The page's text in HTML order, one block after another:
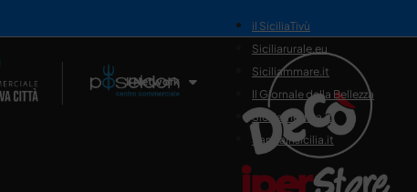
Il Network
il SiciliaTivù
Siciliarurale.eu
Siciliammare.it
Il Giornale della Bellezza
Siciliamedica.it
Sanitainsicilia.it